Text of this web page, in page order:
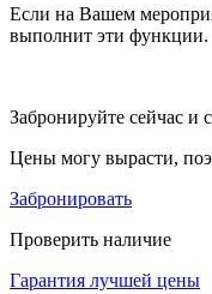
Если на Вашем
выполнит эти функции.
Забронируйте сейчас и
Цены могу вырасти,
Забронировать
Проверить наличие
Гарантия лучшей цены